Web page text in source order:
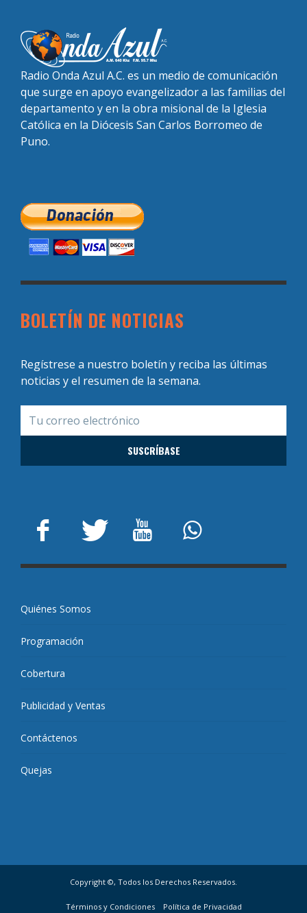
Radio Onda Azul A.C. es un medio de comunicación
que surge en apoyo evangelizador a las familias del
departamento y en la obra misional de la Iglesia
Católica en la Diócesis San Carlos Borromeo de
Puno.
BOLETÍN DE NOTICIAS
Regístrese a nuestro boletín y reciba las últimas
noticias y el resumen de la semana.
Quiénes Somos
Programación
Cobertura
Publicidad y Ventas
Contáctenos
Quejas
Copyright ©, Todos los Derechos Reservados.
Términos y Condiciones Política de Privacidad